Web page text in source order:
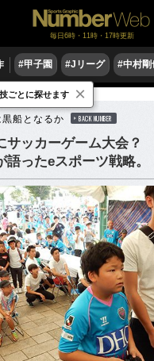
毎日6時・11時・17時更新
#甲子園 #Jリーグ #中村剛
ーグ eスポーツ
船となるか BACK NUMBER
サッカーゲーム大会？
語ったeスポーツ戦略。
ごとに探せます ×